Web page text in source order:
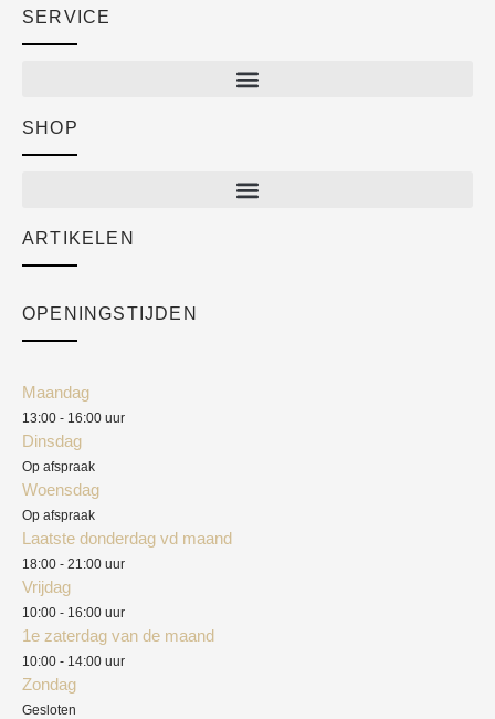
SERVICE
Academy
SHOP
ARTIKELEN
OPENINGSTIJDEN
Maandag
13:00 - 16:00 uur
Dinsdag
Op afspraak
Woensdag
Op afspraak
Laatste donderdag vd maand
18:00 - 21:00 uur
Vrijdag
10:00 - 16:00 uur
1e zaterdag van de maand
10:00 - 14:00 uur
Zondag
Gesloten